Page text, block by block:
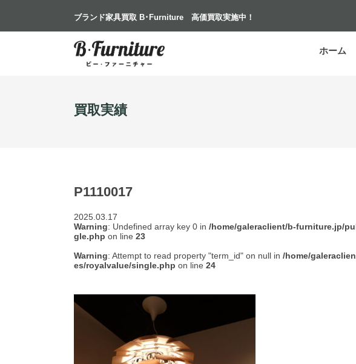
ブランド家具買取 B･Furniture 高価買取実施中！
ホーム
買取実績
P1110017
2025.03.17
Warning: Undefined array key 0 in /home/galeraclient/b-furniture.jp/
gle.php on line 23
Warning: Attempt to read property "term_id" on null in /home/
es/royalvalue/single.php on line 24